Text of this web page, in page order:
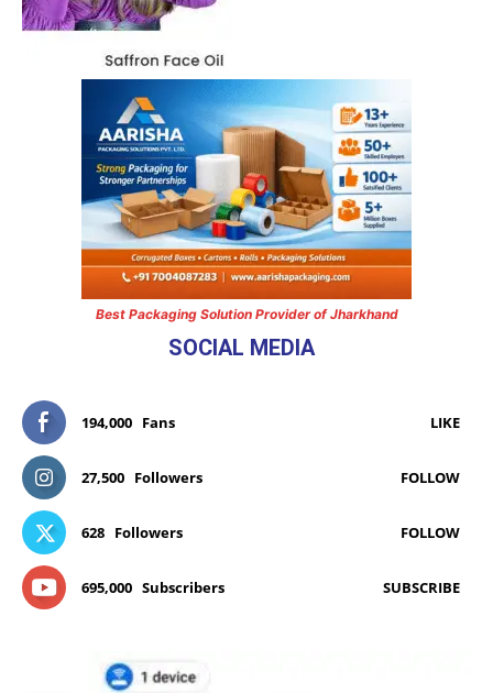
Best Packaging Solution Provider of Jharkhand
SOCIAL MEDIA
194,000 Fans LIKE
27,500 Followers FOLLOW
628 Followers FOLLOW
695,000 Subscribers SUBSCRIBE